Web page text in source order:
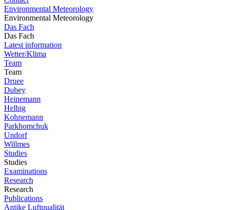
Environmental Meteorology
Environmental Meteorology
Das Fach
Das Fach
Latest information
Wetter/Klima
Team
Team
Druee
Dubey
Heinemann
Helbig
Kohnemann
Parkhomchuk
Undorf
Willmes
Studies
Studies
Examinations
Research
Research
Publications
Antike Luftqualität